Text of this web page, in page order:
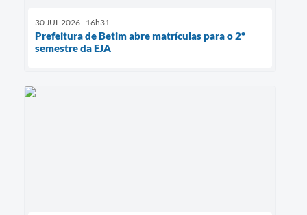
30 JUL 2026 - 16h31
Prefeitura de Betim abre matrículas para o 2º
semestre da EJA